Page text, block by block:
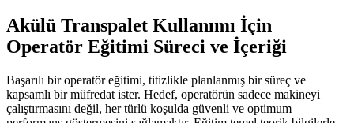
Akülü Transpalet Kullanımı İçin
Operatör Eğitimi Süreci ve İçeriği
Başarılı bir operatör eğitimi, titizlikle planlanmış bir süreç ve
kapsamlı bir müfredat ister. Hedef, operatörün sadece makineyi
çalıştırmasını değil, her türlü koşulda güvenli ve optimum